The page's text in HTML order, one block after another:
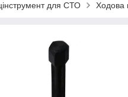
для СТО Ходова